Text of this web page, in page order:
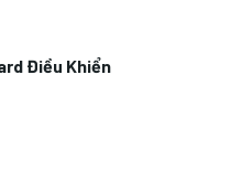
Điều Khiển